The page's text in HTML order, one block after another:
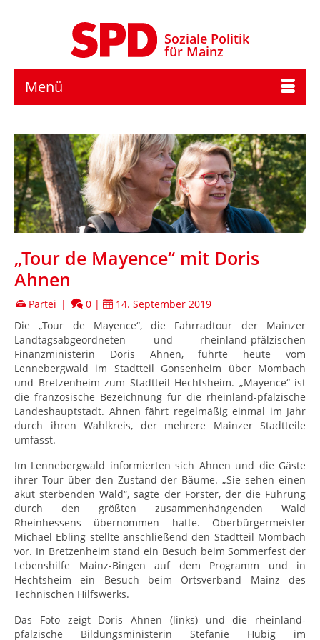
Soziale Politik
für Mainz
Menü
„Tour de Mayence“ mit Doris
Ahnen
Partei | 0 |
14. September 2019
Die „Tour de Mayence“, die Fahrradtour der Mainzer
Landtagsabgeordneten und rheinland-pfälzischen
Finanzministerin Doris Ahnen, führte heute vom
Lennebergwald im Stadtteil Gonsenheim über Mombach
und Bretzenheim zum Stadtteil Hechtsheim. „Mayence“ ist
die französische Bezeichnung für die rheinland-pfälzische
Landeshauptstadt. Ahnen fährt regelmäßig einmal im Jahr
durch ihren Wahlkreis, der mehrere Mainzer Stadtteile
umfasst.
Im Lennebergwald informierten sich Ahnen und die Gäste
ihrer Tour über den Zustand der Bäume. „Sie sehen einen
akut sterbenden Wald“, sagte der Förster, der die Führung
durch den größten zusammenhängenden Wald
Rheinhessens übernommen hatte. Oberbürgermeister
Michael Ebling stellte anschließend den Stadtteil Mombach
vor. In Bretzenheim stand ein Besuch beim Sommerfest der
Lebenshilfe Mainz-Bingen auf dem Programm und in
Hechtsheim ein Besuch beim Ortsverband Mainz des
Technischen Hilfswerks.
Das Foto zeigt Doris Ahnen (links) und die rheinland-
pfälzische Bildungsministerin Stefanie Hubig im